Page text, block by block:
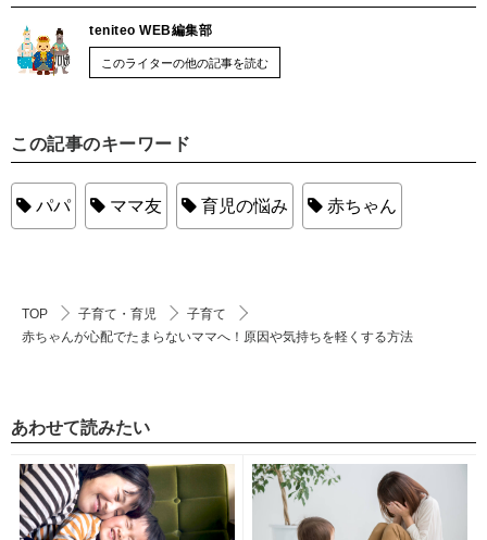
teniteo WEB編集部
このライターの他の記事を読む
この記事のキーワード
パパ ママ友 育児の悩み 赤ちゃん
TOP 子育て・育児
子育て
赤ちゃんが心配でたまらないママへ！原因や気持ちを軽くする方法
あわせて読みたい